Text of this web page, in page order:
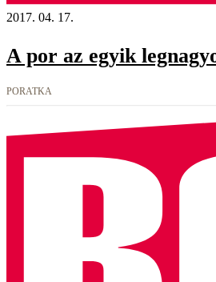
2017. 04. 17.
A por az egyik
PORATKA